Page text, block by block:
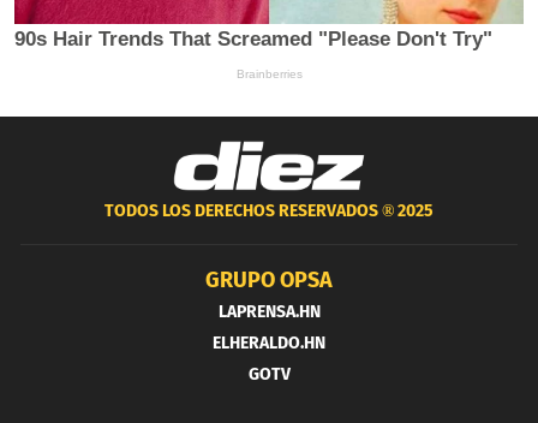
TODOS LOS DERECHOS RESERVADOS ®2025
GRUPO OPSA
LAPRENSA.HN
ELHERALDO.HN
GOTV